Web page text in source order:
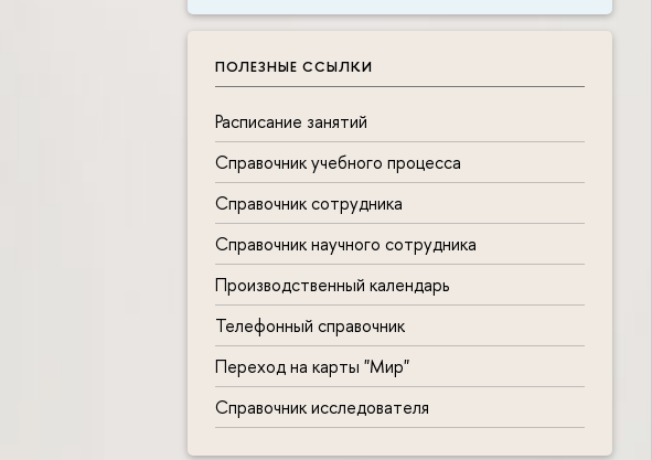
ПОЛЕЗНЫЕ ССЫЛКИ
Расписание занятий
Справочник учебного процесса
Справочник сотрудника
Справочник научного сотрудника
Производственный календарь
Телефонный справочник
Переход на карты "Мир"
Справочник исследователя